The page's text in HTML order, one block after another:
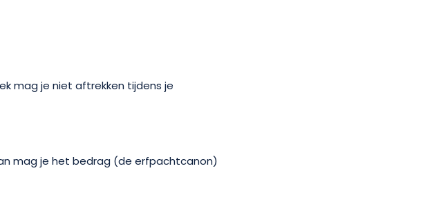
mag je niet aftrekken tijdens je
mag je het bedrag (de erfpachtcanon)